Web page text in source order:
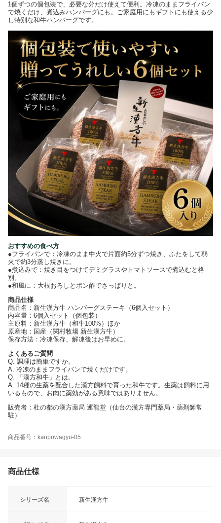
1個ずつの個包装で、必要な分だけ使えて便利。冷凍のままフライパン
で焼くだけ、煮込みハンバーグにも。ご家庭用にもギフトにも使える少
し特別な和牛ハンバーグです。
おすすめの食べ方
●フライパンで：冷凍のまま中火で片面約5分ずつ焼き、ふたをして弱
火で約3分蒸し焼きに。
●煮込みで：焼き目をつけてデミグラスやトマトソースで煮込むと格
別。
●和風に：大根おろしとポン酢でさっぱりと。
商品仕様
商品名：新生漢方牛 ハンバーグステーキ（6個入セット）
内容量：6個入セット（個包装）
主原料：新生漢方牛（和牛100%）ほか
原産地：国産（関村牧場 新生漢方牛）
保存方法：冷凍保存、解凍後はお早めに。
よくあるご質問
Q. 調理は簡単ですか。
A. 冷凍のままフライパンで焼くだけです。
Q. 「漢方和牛」とは。
A. 14種の生薬を配合した漢方飼料で育った和牛です。生薬は飼料に用
いるもので、お肉に薬効がある意味ではありません。
販売者：杜の都の漢方薬局 運龍堂（仙台の漢方専門薬局・薬剤師常
駐）
商品番号：kanpowagyu-05
商品仕様
シリーズ名 新生漢方牛